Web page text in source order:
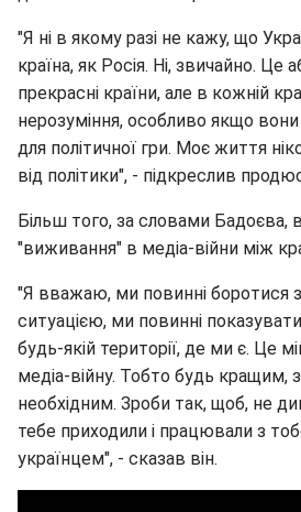
"Я ні в якому разі не кажу, що
країна, як Росія. Ні, звичайно. Це
прекрасні країни, але в кожній
нерозуміння, особливо якщо вони
для політичної гри. Моє життя
від політики", - підкреслив
Більш того, за словами Бадоєва,
"виживання" в медіа-війни між
"Я вважаю, ми повинні боротися
ситуацією, ми повинні
будь-якій території, де ми є. Це
медіа-війну. Тобто будь кращим,
необхідним. Зроби так, щоб, не
тебе приходили і працювали з
українцем", - сказав він.